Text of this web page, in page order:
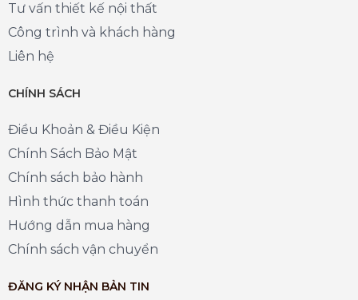
Tư vấn thiết kế nội thất
Công trình và khách hàng
Liên hệ
CHÍNH SÁCH
Điều Khoản & Điều Kiện
Chính Sách Bảo Mật
Chính sách bảo hành
Hình thức thanh toán
Hướng dẫn mua hàng
Chính sách vận chuyển
ĐĂNG KÝ NHẬN BẢN TIN